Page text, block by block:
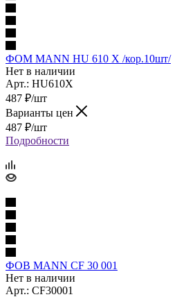
ФОМ MANN HU 610 X /кор.10шт/
Нет в наличии
Арт.: HU610X
487 ₽/шт
Варианты цен
487 ₽/шт
Подробности
ФОВ MANN CF 30 001
Нет в наличии
Арт.: CF30001